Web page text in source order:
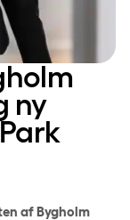
ny
af Bygholm